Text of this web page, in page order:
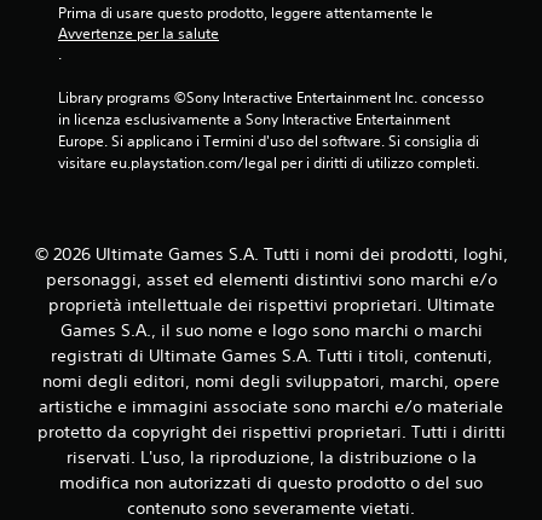
Prima di usare questo prodotto, leggere attentamente le
Avvertenze per la salute
.
Library programs ©Sony Interactive Entertainment Inc. concesso
in licenza esclusivamente a Sony Interactive Entertainment
Europe. Si applicano i Termini d'uso del software. Si consiglia di
visitare eu.playstation.com/legal per i diritti di utilizzo completi.
© 2026 Ultimate Games S.A. Tutti i nomi dei prodotti, loghi,
personaggi, asset ed elementi distintivi sono marchi e/o
proprietà intellettuale dei rispettivi proprietari. Ultimate
Games S.A., il suo nome e logo sono marchi o marchi
registrati di Ultimate Games S.A. Tutti i titoli, contenuti,
nomi degli editori, nomi degli sviluppatori, marchi, opere
artistiche e immagini associate sono marchi e/o materiale
protetto da copyright dei rispettivi proprietari. Tutti i diritti
riservati. L'uso, la riproduzione, la distribuzione o la
modifica non autorizzati di questo prodotto o del suo
contenuto sono severamente vietati.